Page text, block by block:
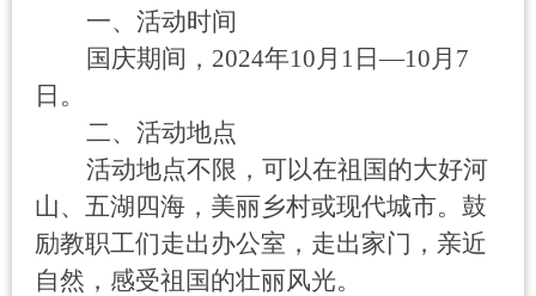
一、活动时间
国庆期间， 2024年10 月 1 日—10 月 7
日。
二、活动地点
活动地点不限，可以在祖国的大好河
山、五湖四海，美丽乡村或现代城市。鼓
励教职工们走出办公室，走出家门，亲近
自然，感受祖国的壮丽风光。